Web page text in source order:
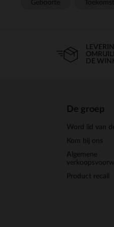
DE
De groep
Word lid van
Kom bij ons
Algemene
Product recall